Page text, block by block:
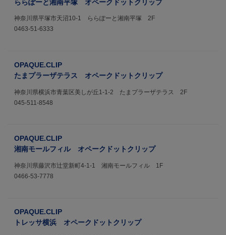
ららぽーと湘南平塚 オペークドットクリップ
神奈川県平塚市天沼10-1 ららぽーと湘南平塚 2F
0463-51-6333
OPAQUE.CLIP
たまプラーザテラス オペークドットクリップ
神奈川県横浜市青葉区美しが丘1-1-2 たまプラーザテラス 2F
045-511-8548
OPAQUE.CLIP
湘南モールフィル オペークドットクリップ
神奈川県藤沢市辻堂新町4-1-1 湘南モールフィル 1F
0466-53-7778
OPAQUE.CLIP
トレッサ横浜 オペークドットクリップ